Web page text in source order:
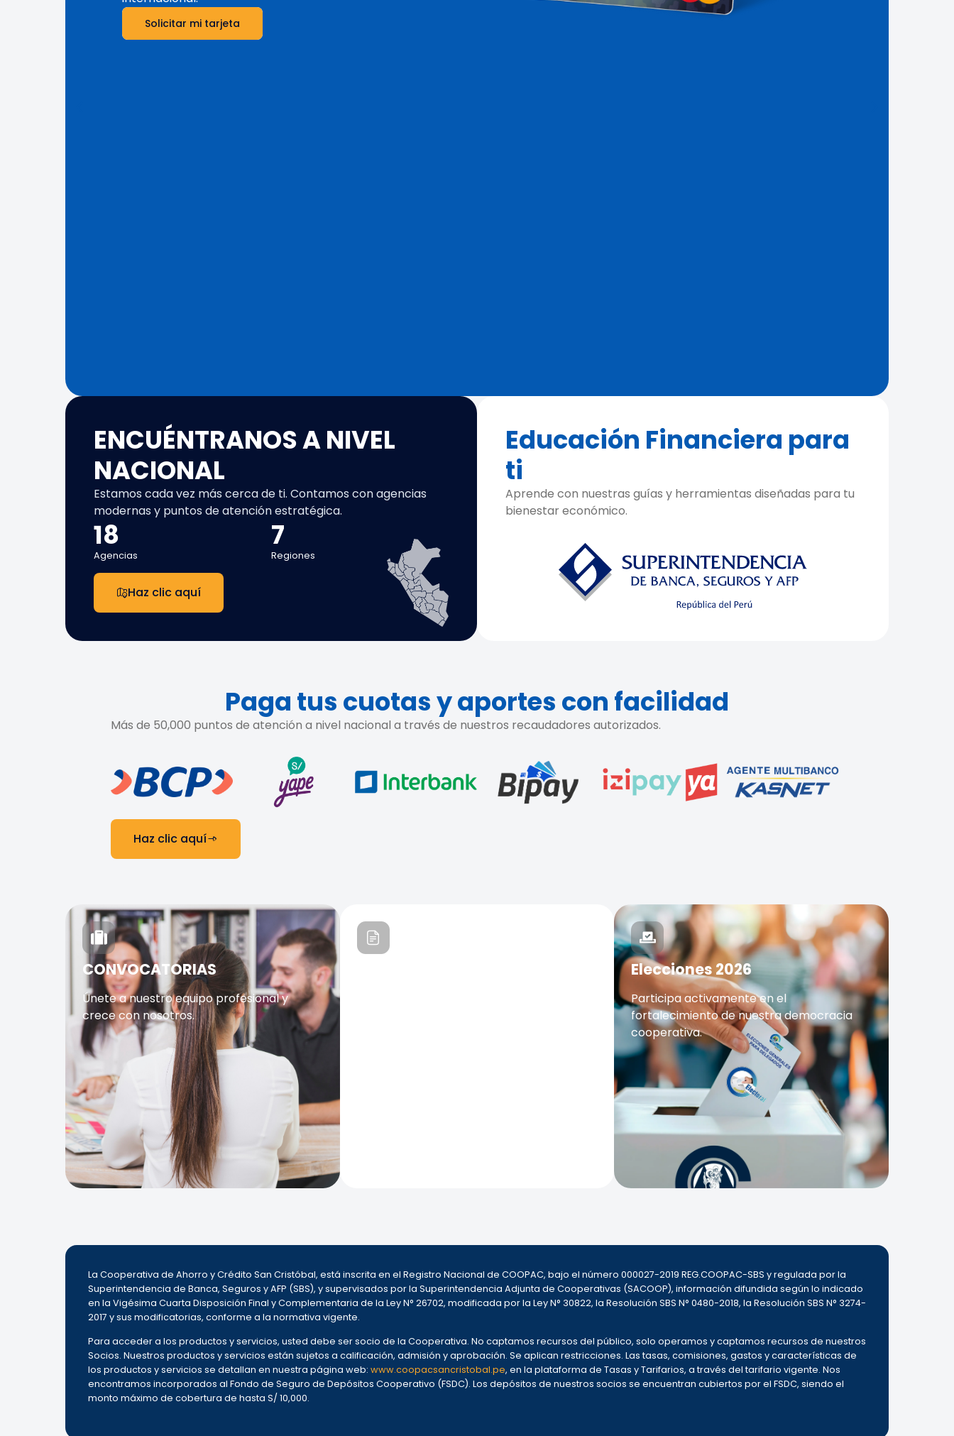
POLICLÍNICO SAN
ENCUÉNTRANOS A NIVEL
NACIONAL
Estamos cada vez más cerca de ti. Contamos con agencias
modernas y puntos de atención estratégica.
Agencias
18
Regiones
7
Haz clic aquí
Educación Financiera para
ti
Aprende con nuestras guías y herramientas diseñadas para tu
bienestar económico.
Paga tus cuotas y aportes con facilidad
Más de 50,000 puntos de atención a nivel nacional a través de nuestros recaudadores autorizados.
Haz clic aquí
CONVOCATORIAS
Únete a nuestro equipo profesional y
crece con nosotros.
Elecciones 2026
Participa activamente en el
fortalecimiento de nuestra democracia
cooperativa.
La Cooperativa de Ahorro y Crédito San Cristóbal, está inscrita en el Registro Nacional de COOPAC, bajo el número 000027-2019 REG.COOPAC-SBS y regulada por la
Superintendencia de Banca, Seguros y AFP (SBS), y supervisados por la Superintendencia Adjunta de Cooperativas (SACOOP), información difundida según lo indicado
en la Vigésima Cuarta Disposición Final y Complementaria de la Ley N° 26702, modificada por la Ley N° 30822, la Resolución SBS N° 0480-2018, la Resolución SBS N° 3274-
2017 y sus modificatorias, conforme a la normativa vigente.
Para acceder a los productos y servicios, usted debe ser socio de la Cooperativa. No captamos recursos del público, solo operamos y captamos recursos de nuestros
Socios. Nuestros productos y servicios están sujetos a calificación, admisión y aprobación. Se aplican restricciones. Las tasas, comisiones, gastos y características de
los productos y servicios se detallan en nuestra página web: www.coopacsancristobal.pe, en la plataforma de Tasas y Tarifarios, a través del tarifario vigente. Nos
encontramos incorporados al Fondo de Seguro de Depósitos Cooperativo (FSDC). Los depósitos de nuestros socios se encuentran cubiertos por el FSDC, siendo el
monto máximo de cobertura de hasta S/ 10,000.